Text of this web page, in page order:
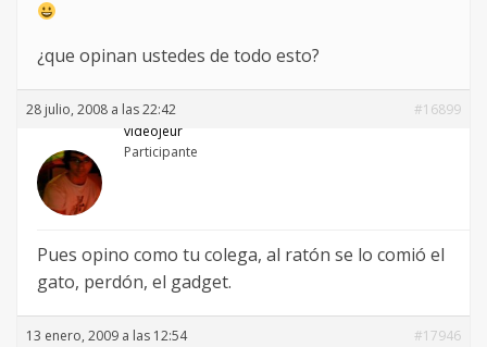
¿que opinan ustedes de todo esto?
28 julio, 2008 a las 22:42
#16899
videojeur
Participante
Pues opino como tu colega, al ratón se lo comió el
gato, perdón, el gadget.
13 enero, 2009 a las 12:54
#17946